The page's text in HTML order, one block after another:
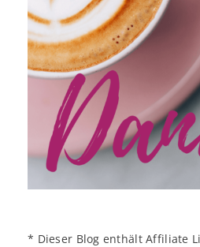
* Dieser Blog enthält Affiliate